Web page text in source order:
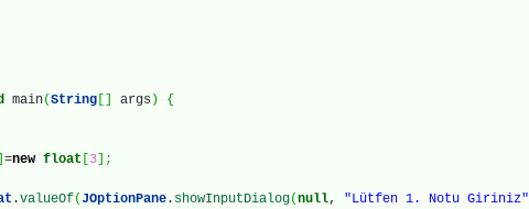
main(String [] args ) {
=new float [3] ;
.valueOf(JOptionPane . showInputDialog(null, "Lütfen 1. Notu Giriniz"